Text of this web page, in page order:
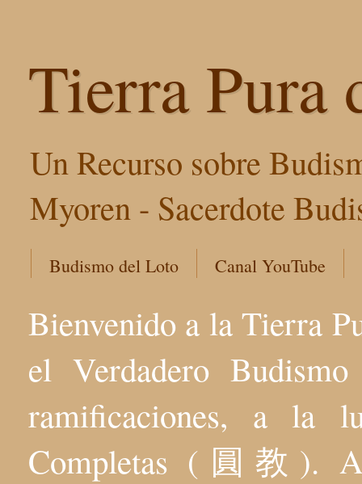
Tierra Pura
Un Recurso sobre
Myoren - Sacerdote
Budismo del Loto Canal YouTube
Bienvenido a la Tierra
el Verdadero
ramificaciones, a la
Completas (圓教).